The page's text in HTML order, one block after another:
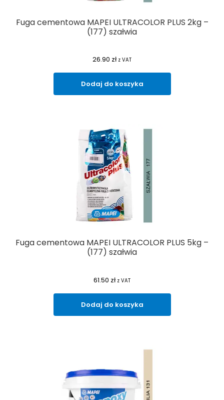
Fuga cementowa MAPEI ULTRACOLOR PLUS 2kg –
(177) szałwia
26.90 zł z VAT
Dodaj do koszyka
Fuga cementowa MAPEI ULTRACOLOR PLUS 5kg –
(177) szałwia
61.50 zł z VAT
Dodaj do koszyka